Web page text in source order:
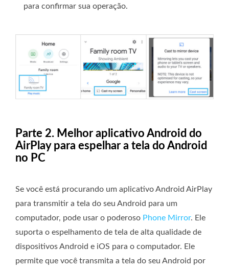
para confirmar sua operação.
Parte 2. Melhor aplicativo Android do
AirPlay para espelhar a tela do Android
no PC
Se você está procurando um aplicativo Android AirPlay
para transmitir a tela do seu Android para um
computador, pode usar o poderoso Phone Mirror. Ele
suporta o espelhamento de tela de alta qualidade de
dispositivos Android e iOS para o computador. Ele
permite que você transmita a tela do seu Android por